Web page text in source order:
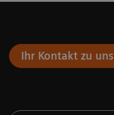
Ihr Kontakt zu uns